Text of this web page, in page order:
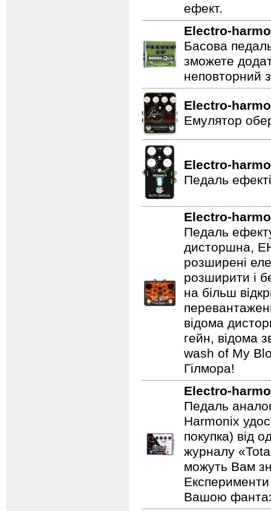
ефект.
Electro-
Басова
зможете
неповторний
Electro-
Емулятор
Electro-
Педаль
Electro-
Педаль
дисторшна,
розширені
розширити і
на більш
відома
гейн, відома
wash of My
Гілмора!
Electro-
Педаль
Harmonix
покупка) від
журналу
можуть Вам
Вашою